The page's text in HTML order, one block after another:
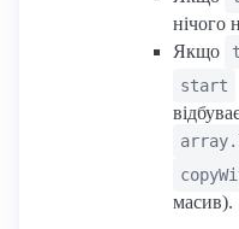
нічого
Якщо
start
масив).